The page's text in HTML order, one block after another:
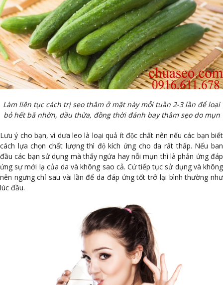
Làm liên tục cách trị sẹo thâm ở mặt này mỗi tuần 2-3 lần để loại
bỏ hết bã nhờn, dầu thừa, đồng thời đánh bay thâm sẹo do mụn
Lưu ý cho bạn, vì dưa leo là loại quả ít độc chất nên nếu các bạn biết
cách lựa chọn chất lượng thì độ kích ứng cho da rất thấp. Nếu ban
đầu các bạn sử dụng mà thấy ngứa hay nỗi mụn thì là phản ứng đáp
ứng sự mới lạ của da và không sao cả. Cứ tiếp tục sử dụng và không
nên ngưng chỉ sau vài lần để da đáp ứng tốt trở lại bình thường như
lúc đầu.